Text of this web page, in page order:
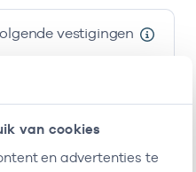
van cookies
en advertenties te
vestigingen
-